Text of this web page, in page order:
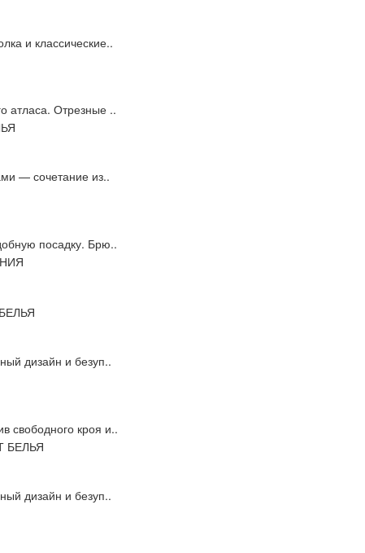
и классические..
атласа. Отрезные ..
— сочетание из..
посадку. Брю..
дизайн и безуп..
свободного кроя и..
дизайн и безуп..